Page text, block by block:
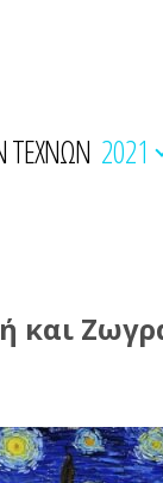
ΤΕΧΝΩΝ 2021
και